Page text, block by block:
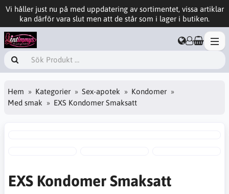
Vi håller just nu på med uppdatering av sortimentet, vissa artiklar
kan därför vara slut men att de står som i lager i butiken.
Hem Kategorier Sex-apotek
Kondomer
Med smak
EXS Kondomer Smaksatt
EXS Kondomer Smaksatt